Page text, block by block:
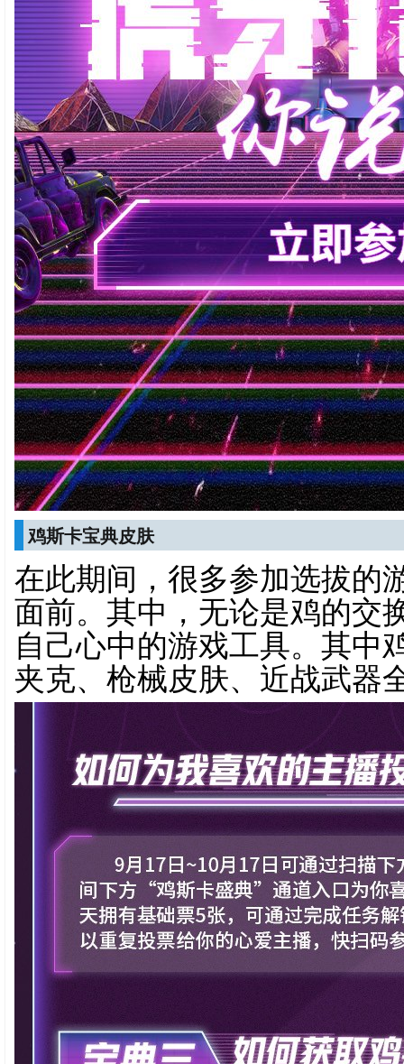
鸡斯卡宝典皮肤
在此期间，很多参加选拔的
面前。其中，无论是鸡的交
自己心中的游戏工具。其中
夹克、枪械皮肤、近战武器